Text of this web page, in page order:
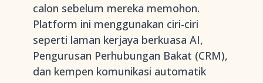
calon sebelum mereka memohon.
Platform ini menggunakan ciri-ciri
seperti laman kerjaya berkuasa AI,
Pengurusan Perhubungan Bakat (CRM),
dan kempen komunikasi automatik